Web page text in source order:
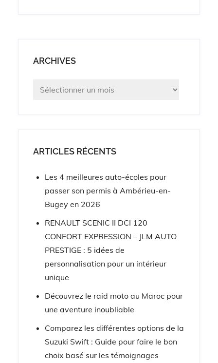
ARCHIVES
Archives
ARTICLES RÉCENTS
Les 4 meilleures auto-écoles pour
passer son permis à Ambérieu-en-
Bugey en 2026
RENAULT SCENIC II DCI 120
CONFORT EXPRESSION – JLM AUTO
PRESTIGE : 5 idées de
personnalisation pour un intérieur
unique
Découvrez le raid moto au Maroc pour
une aventure inoubliable
Comparez les différentes options de la
Suzuki Swift : Guide pour faire le bon
choix basé sur les témoignages